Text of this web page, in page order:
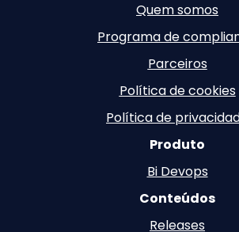
Quem somos
Programa de
Parceiros
Política de cookies
Política de
Produto
Bi Devops
Conteúdos
Releases